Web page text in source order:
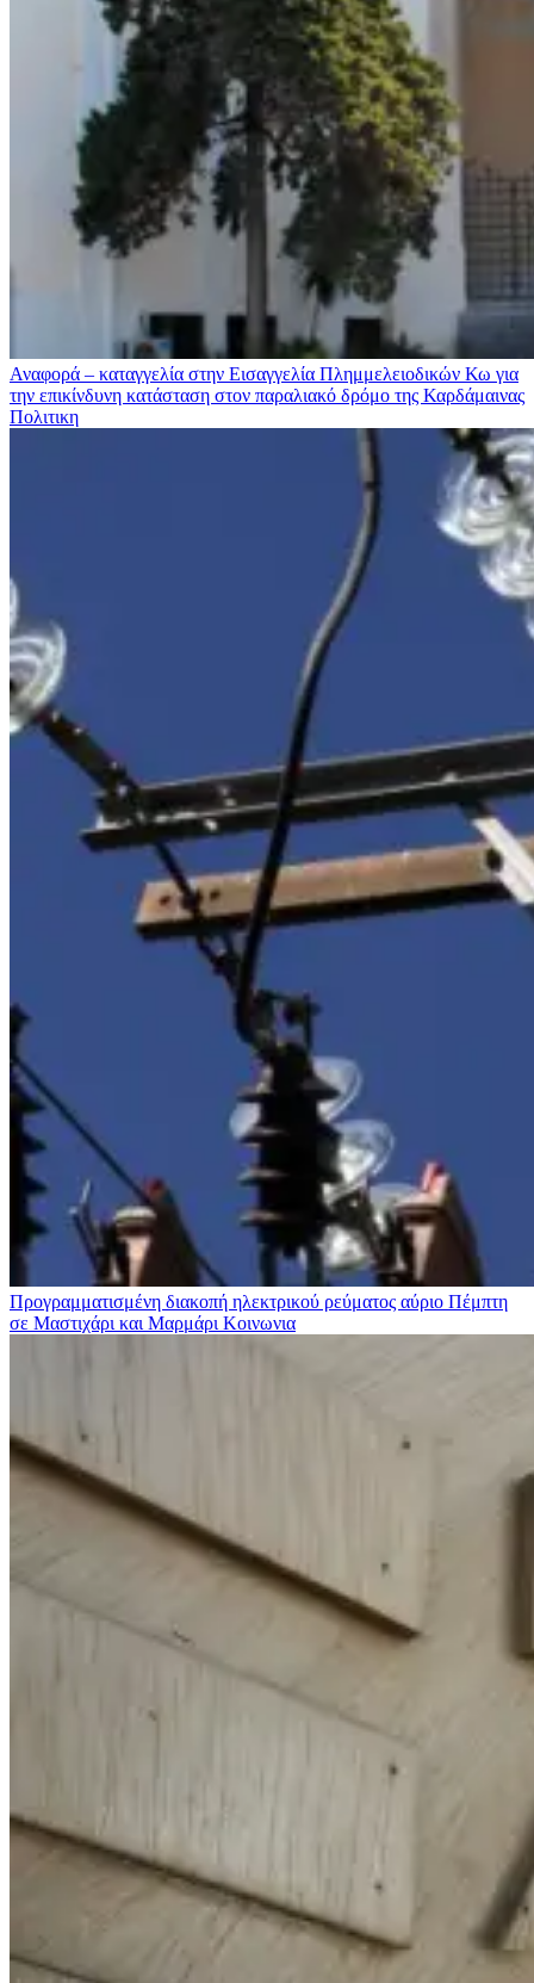
Αναφορά – καταγγελία στην Εισαγγελία Πλημμελειοδικών Κω για
την επικίνδυνη κατάσταση στον παραλιακό δρόμο της Καρδάμαινας
Πολιτικη
Προγραμματισμένη διακοπή ηλεκτρικού ρεύματος αύριο Πέμπτη
σε Μαστιχάρι και Μαρμάρι Κοινωνια